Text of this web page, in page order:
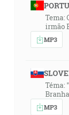
Tema:
irmão
MP3
Téma:
MP3